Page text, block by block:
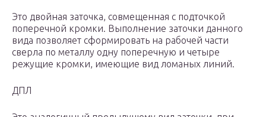
Это двойная заточка, совмещенная с подточкой
поперечной кромки. Выполнение заточки данного
вида позволяет сформировать на рабочей части
сверла по металлу одну поперечную и четыре
режущие кромки, имеющие вид ломаных линий.
ДПЛ